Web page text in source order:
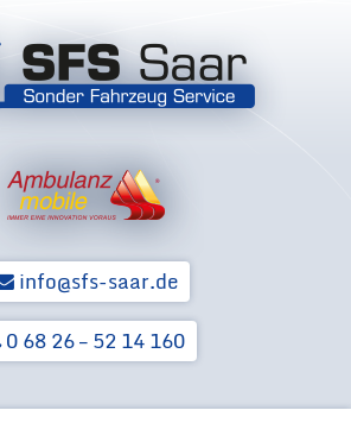
info@sfs-saar.de
0 68 26 – 52 14 160